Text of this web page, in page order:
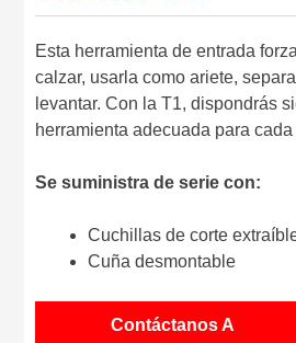
Esta herramienta de entrada
calzar, usarla como ariete,
levantar. Con la T1, dispondrás
herramienta adecuada para cada
Se suministra de serie con:
Cuchillas de corte
Cuña desmontable
Contáctanos A